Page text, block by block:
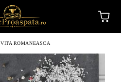
VITA ROMANEASCA